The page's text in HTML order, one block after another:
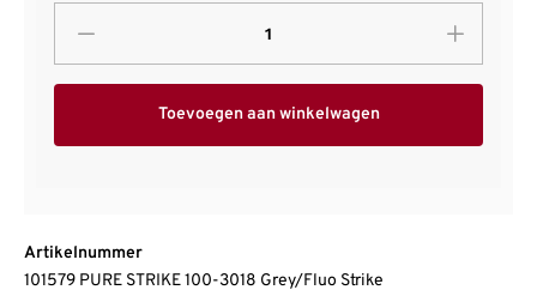
Toevoegen aan winkelwagen
Artikelnummer
101579 PURE STRIKE 100-3018 Grey/Fluo Strike